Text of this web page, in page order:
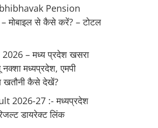
Pension
मोबाइल से कैसे करें? – टोटल
– मध्य प्रदेश खसरा
मध्यप्रदेश, एमपी
खतौनी कैसे देखें?
2026-27 :- मध्‍यप्रदेश
डायरेक्ट लिंक